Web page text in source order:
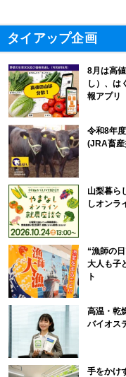
タイアップ企画
8月は高
し）、は
報アプリ
令和8年
(JRA畜産
山梨暮ら
しオンラ
“漁師の
大人も子
ト
高温・乾
バイオス
手をかけ